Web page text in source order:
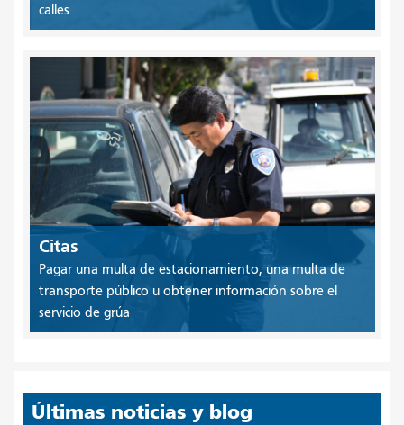
calles
Citas
Pagar una multa de estacionamiento, una multa de
transporte público u obtener información sobre el
servicio de grúa
Últimas noticias y blog